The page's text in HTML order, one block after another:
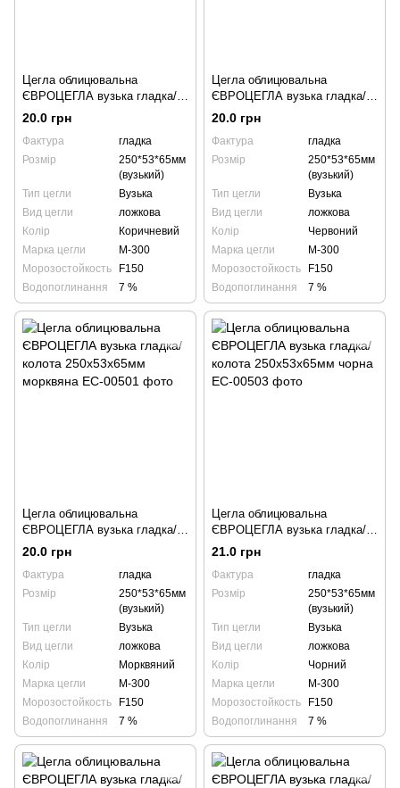
Цегла облицювальна
ЄВРОЦЕГЛА вузька гладка/
колота 250х53х65мм
коричнева
20.0 грн
Фактура
гладка
Розмір
250*53*65мм
(вузький)
Тип цегли
Вузька
Вид цегли
ложкова
Колір
Коричневий
Марка цегли
М-300
Морозостойкость
F150
Водопоглинання
7 %
Цегла облицювальна
ЄВРОЦЕГЛА вузька гладка/
колота 250х53х65мм червона
20.0 грн
Фактура
гладка
Розмір
250*53*65мм
(вузький)
Тип цегли
Вузька
Вид цегли
ложкова
Колір
Червоний
Марка цегли
М-300
Морозостойкость
F150
Водопоглинання
7 %
Цегла облицювальна
ЄВРОЦЕГЛА вузька гладка/
колота 250х53х65мм
морквяна
20.0 грн
Фактура
гладка
Розмір
250*53*65мм
(вузький)
Тип цегли
Вузька
Вид цегли
ложкова
Колір
Морквяний
Марка цегли
М-300
Морозостойкость
F150
Водопоглинання
7 %
Цегла облицювальна
ЄВРОЦЕГЛА вузька гладка/
колота 250х53х65мм чорна
21.0 грн
Фактура
гладка
Розмір
250*53*65мм
(вузький)
Тип цегли
Вузька
Вид цегли
ложкова
Колір
Чорний
Марка цегли
М-300
Морозостойкость
F150
Водопоглинання
7 %